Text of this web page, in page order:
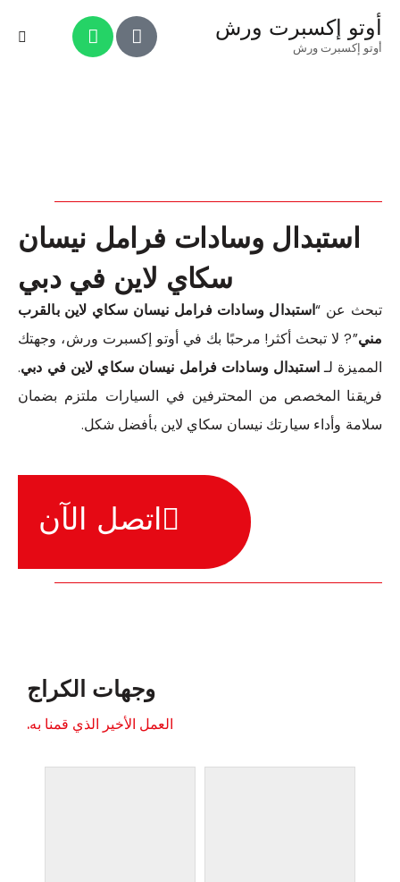
أوتو إكسبرت ورش
أوتو إكسبرت ورش
استبدال وسادات فرامل نيسان
سكاي لاين في دبي
تبحث عن “استبدال وسادات فرامل نيسان سكاي لاين بالقرب
مني”? لا تبحث أكثر! مرحبًا بك في أوتو إكسبرت ورش، وجهتك
المميزة لـاستبدال وسادات فرامل نيسان سكاي لاين في دبي.
فريقنا المخصص من المحترفين في السيارات ملتزم بضمان
سلامة وأداء سيارتك نيسان سكاي لاين بأفضل شكل.
اتصل الآن
وجهات الكراج
العمل الأخير الذي قمنا به.